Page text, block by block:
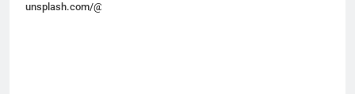
unsplash.com/@kaitlynbaker)